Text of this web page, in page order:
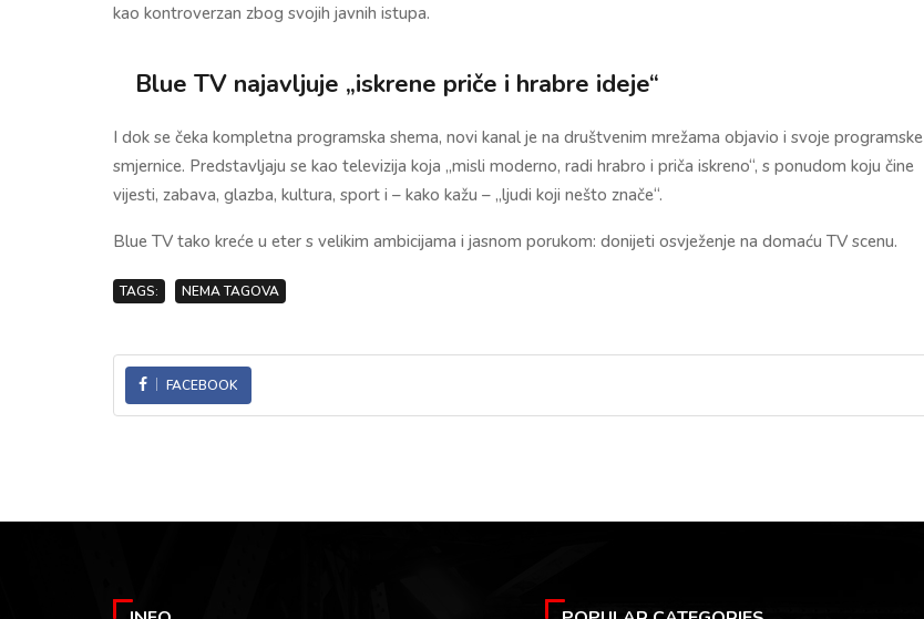
kao kontroverzan zbog svojih javnih istupa.
Blue TV najavljuje „iskrene priče i hrabre ideje“
I dok se čeka kompletna programska shema, novi kanal je na društvenim mrežama objavio i svoje programske
smjernice. Predstavljaju se kao televizija koja „misli moderno, radi hrabro i priča iskreno“, s ponudom koju čine
vijesti, zabava, glazba, kultura, sport i – kako kažu – „ljudi koji nešto znače“.
Blue TV tako kreće u eter s velikim ambicijama i jasnom porukom: donijeti osvježenje na domaću TV scenu.
TAGS: NEMA TAGOVA
FACEBOOK